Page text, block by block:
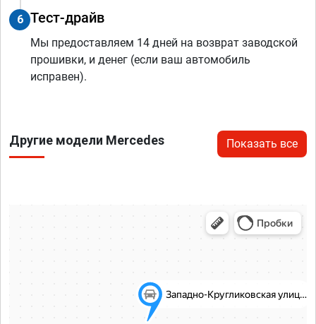
6 Тест-драйв
Мы предоставляем 14 дней на возврат заводской
прошивки, и денег (если ваш автомобиль
исправен).
Другие модели Mercedes Показать все